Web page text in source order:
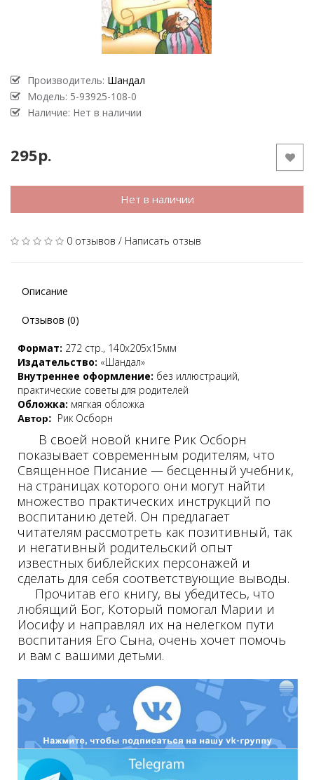
Производитель: Шандал
Модель: 5-93925-108-0
Наличие: Нет в наличии
295р.
Нет в наличии
0 отзывов / Написать отзыв
Описание
Отзывов (0)
Формат: 272 стр., 140х205х15мм
Издательство: «Шандал»
Внутреннее оформление: без иллюстраций,
практические советы для родителей
Обложка: мягкая обложка
Автор: Рик Осборн
В своей новой книге Рик Осборн
показывает современным родителям, что
Священное Писание — бесценный учебник,
на страницах которого они могут найти
множество практических инструкций по
воспитанию детей. Он предлагает
читателям рассмотреть как позитивный, так
и негативный родительский опыт
известных библейских персонажей и
сделать для себя соответствующие выводы.
Прочитав его книгу, вы убедитесь, что
любящий Бог, Который помогал Марии и
Иосифу и направлял их на нелегком пути
воспитания Его Сына, очень хочет помочь
и вам с вашими детьми.